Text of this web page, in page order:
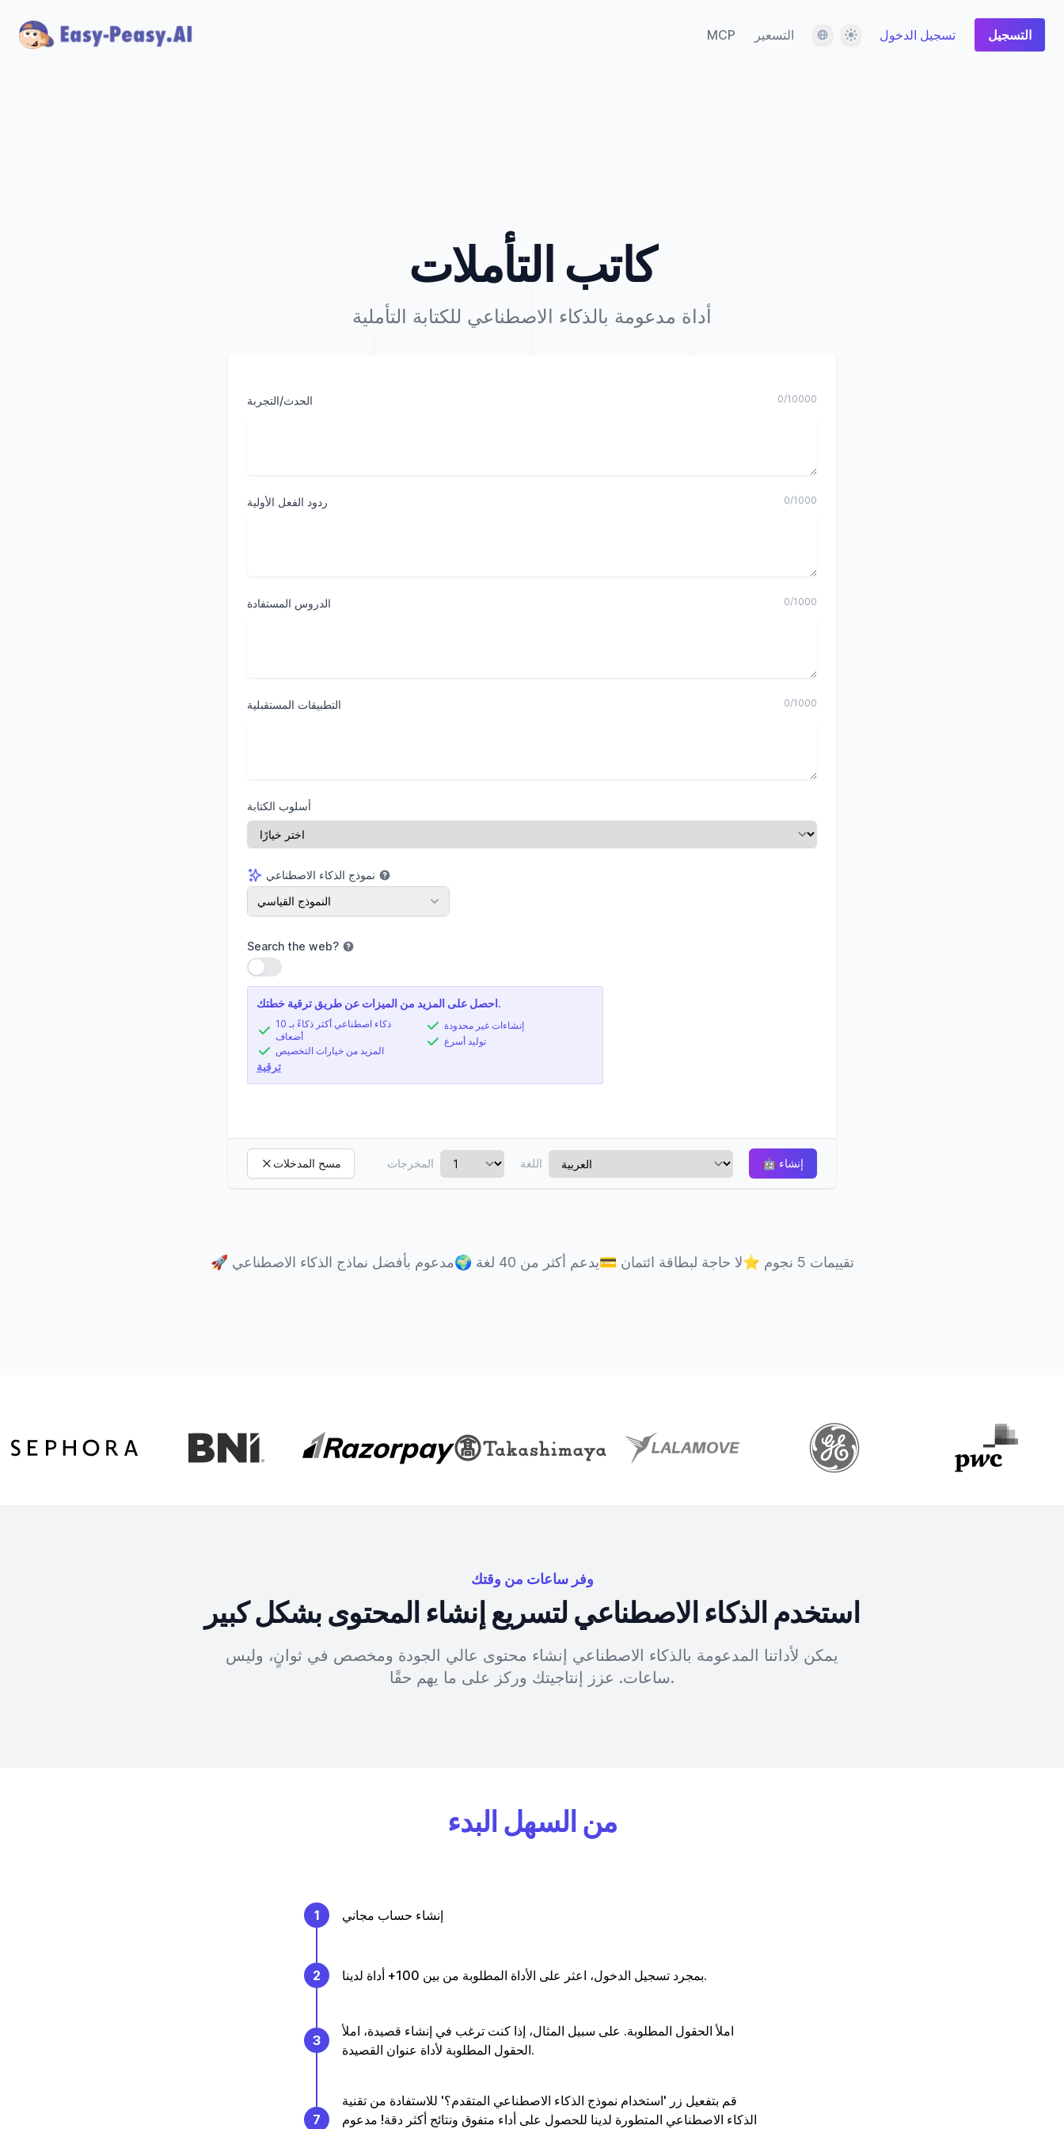
MCP التسعير اللغة المظهر تسجيل الدخول التسجيل
كاتب التأملات
أداة مدعومة بالذكاء الاصطناعي للكتابة التأملية
الحدث/التجربة 0/10000
ردود الفعل الأولية 0/1000
الدروس المستفادة 0/1000
التطبيقات المستقبلية 0/1000
أسلوب الكتابة
نموذج الذكاء الاصطناعي
نموذج الذكاء الاصطناعي
النموذج القياسي
Search the web?
استخدام الإعداد
احصل على المزيد من الميزات عن طريق ترقية خطتك.
ذكاء اصطناعي أكثر ذكاءً بـ 10
أضعاف
المزيد من خيارات التخصيص
إنشاءات غير محدودة
توليد أسرع
ترقية
مسح المدخلات المخرجات اللغة 🤖 إنشاء
🚀 مدعوم بأفضل نماذج الذكاء الاصطناعي🌍 يدعم أكثر من 40 لغة💳 لا حاجة لبطاقة ائتمان⭐ تقييمات 5 نجوم
وفر ساعات من وقتك
استخدم الذكاء الاصطناعي لتسريع إنشاء المحتوى بشكل كبير
يمكن لأداتنا المدعومة بالذكاء الاصطناعي إنشاء محتوى عالي الجودة ومخصص في ثوانٍ، وليس
ساعات. عزز إنتاجيتك وركز على ما يهم حقًا.
من السهل البدء
1 إنشاء حساب مجاني
2 بمجرد تسجيل الدخول، اعثر على الأداة المطلوبة من بين 100+ أداة لدينا.
3
املأ الحقول المطلوبة. على سبيل المثال، إذا كنت ترغب في إنشاء قصيدة، املأ
الحقول المطلوبة لأداة عنوان القصيدة.
7
قم بتفعيل زر 'استخدام نموذج الذكاء الاصطناعي المتقدم؟' للاستفادة من تقنية
الذكاء الاصطناعي المتطورة لدينا للحصول على أداء متفوق ونتائج أكثر دقة! مدعوم